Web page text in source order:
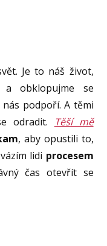
Je to náš život,
obklopujme se
podpoří. A těmi
odradit.
Těší mě
, aby opustili to,
lidi procesem
čas otevřít se